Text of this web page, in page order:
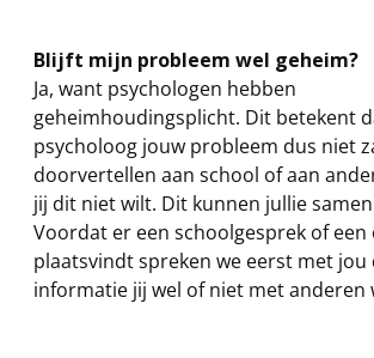
Blijft mijn probleem wel geheim?
Ja, want psychologen hebben
geheimhoudingsplicht. Dit betekent
psycholoog jouw probleem dus niet
doorvertellen aan school of aan
jij dit niet wilt. Dit kunnen jullie
Voordat er een schoolgesprek of
plaatsvindt spreken we eerst met jou
informatie jij wel of niet met anderen